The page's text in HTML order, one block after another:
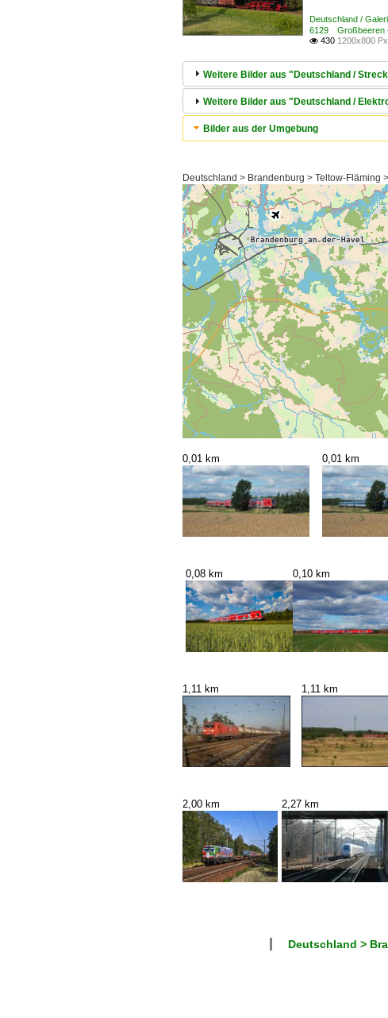
Deutschland /
6129 Großbeeren
 430 1200x800
Weitere Bilder aus "Deutschland /
Weitere Bilder aus "Deutschland /
Bilder aus der Umgebung
Deutschland > Brandenburg > Teltow-Fläming
0,01 km 0,01 km
0,08 km 0,10 km
1,11 km 1,11 km
2,00 km 2,27 km
Deutschland >